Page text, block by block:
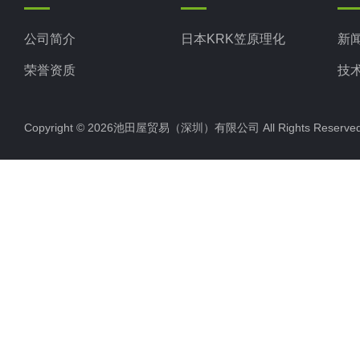
公司简介
荣誉资质
日本KRK笠原理化 新
技
Copyright © 2026池田屋贸易（深圳）有限公司 All Rights